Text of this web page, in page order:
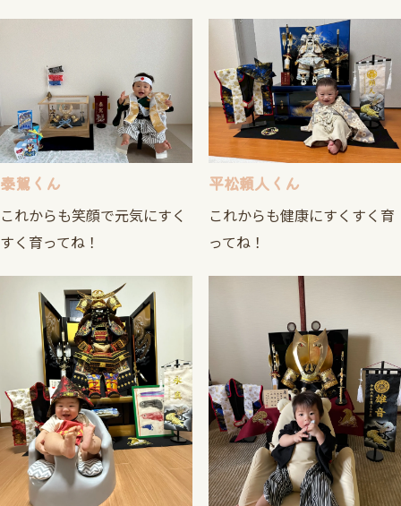
泰駕くん
これからも笑顔で元気にすく
すく育ってね！
平松頼人くん
これからも健康にすくすく育
ってね！